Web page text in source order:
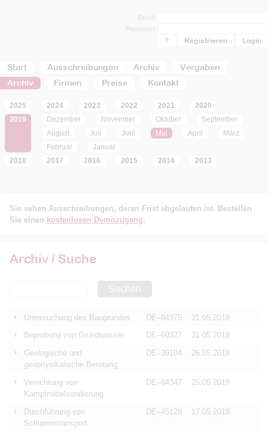
Start Ausschreibungen Archiv
Vergaben
Archiv
Firmen Preise Kontakt
? Registrieren
2025 2024 2023 2022 2021
2020
2019
Dezember November Oktober
September
August
Juli Juni Mai April
März
Februar
Januar
2018
2017 2016 2015 2014 2013
Sie sehen Ausschreibungen, deren Frist abgelaufen ist. Bestellen
Sie einen kostenlosen Demozugang.
Archiv / Suche
Suchen
Untersuchung des Baugrundes DE–84375
31.05.2019
Beprobung von Grundwasser
DE–60327
31.05.2019
Geologische und
geophysikalische Beratung
DE–39104 26.05.2019
Verrichtung von
Kampfmittelsondierung
DE–64347 25.05.2019
Durchführung von
Schlammtransport
DE–45128 17.05.2019